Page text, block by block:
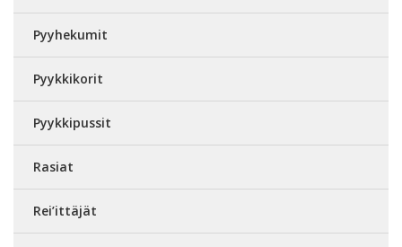
Pyyhekumit
Pyykkikorit
Pyykkipussit
Rasiat
Rei’ittäjät